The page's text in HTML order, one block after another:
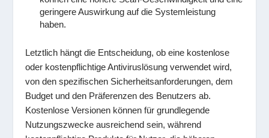
geringere Auswirkung auf die Systemleistung
haben.
Letztlich hängt die Entscheidung, ob eine kostenlose
oder kostenpflichtige Antiviruslösung verwendet wird,
von den spezifischen Sicherheitsanforderungen, dem
Budget und den Präferenzen des Benutzers ab.
Kostenlose Versionen können für grundlegende
Nutzungszwecke ausreichend sein, während